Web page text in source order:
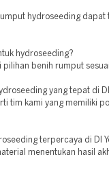
hydroseeding dapat
hydroseeding?
pilihan benih rumput
yang tepat di
tim kami yang memiliki
terpercaya di DI
menentukan hasil